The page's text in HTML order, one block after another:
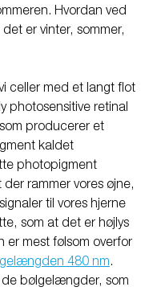
Hvordan ved
er vinter, sommer,
celler med et langt flot
photosensitive retinal
producerer et
kaldet
photopigment
der rammer vores øjne,
til vores hjerne
som at det er højlys
er mest følsom overfor
480 nm.
bølgelængder, som